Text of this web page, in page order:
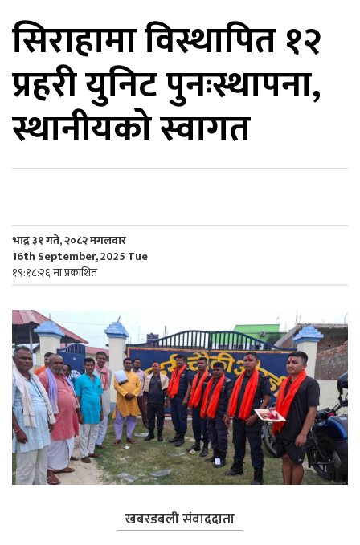
सिराहामा विस्थापित १२
प्रहरी युनिट पुनःस्थापना,
स्थानीयको स्वागत
भाद्र ३१ गते, २०८२ मगलवार
16th September, 2025 Tue
१९:१८:२६ मा प्रकाशित
खबरडबली संवाददाता